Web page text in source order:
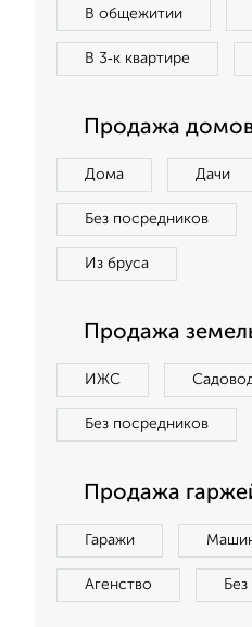
В общежитии
В 3‑к квартире
Продажа
Дома Дачи
Без посредников
Из бруса
Продажа
ИЖС
Без посредников
Продажа
Гаражи
Агенство